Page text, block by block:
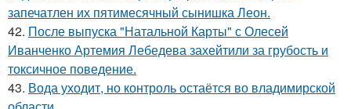
запечатлен их пятимесячный сынишка Леон.
42. После выпуска "Натальной Карты" с Олесей
Иванченко Артемия Лебедева захейтили за грубость и
токсичное поведение.
43. Вода уходит, но контроль остаётся во владимирской